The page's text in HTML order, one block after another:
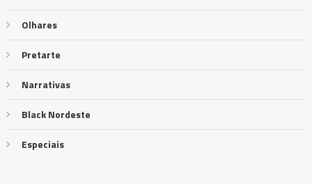
Olhares
Pretarte
Narrativas
Black Nordeste
Especiais